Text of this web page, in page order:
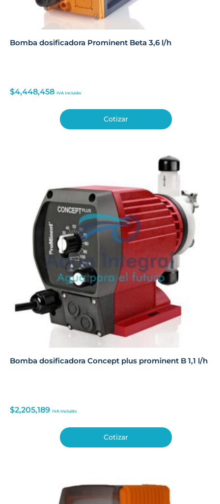
Bomba dosificadora Prominent Beta 3,6 l/h
$4,448,458 IVA Incluido
Cotizar
Bomba dosificadora Concept plus prominent B 1,1 l/h
$2,205,189 IVA Incluido
Cotizar